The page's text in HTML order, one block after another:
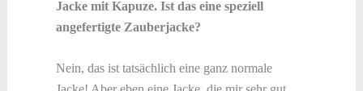
Jacke mit Kapuze. Ist das eine speziell
angefertigte Zauberjacke?
Nein, das ist tatsächlich eine ganz normale